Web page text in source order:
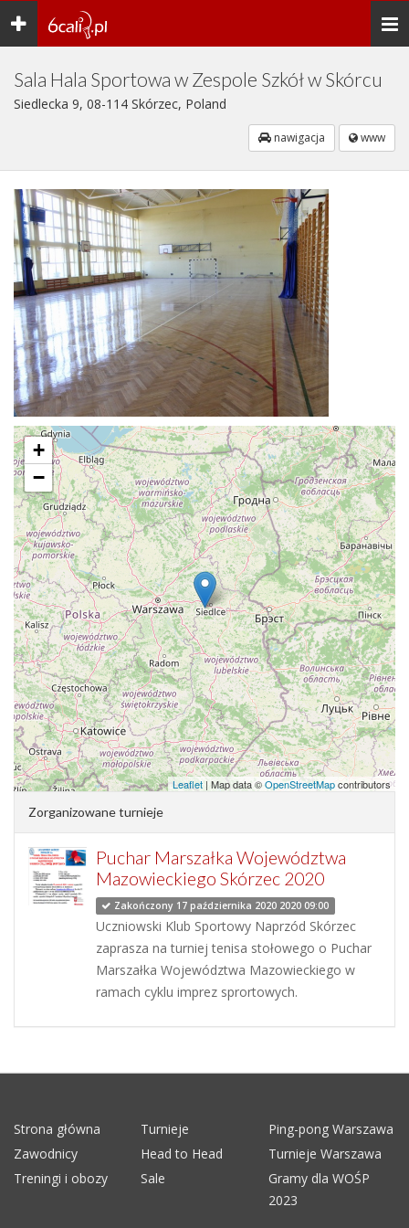
Toggle
navigation
Sala Hala Sportowa w Zespole Szkół w Skórcu
Siedlecka 9, 08-114 Skórzec, Poland
nawigacja www
+
−
Leaflet | Map data ©OpenStreetMapcontributors
Zorganizowane turnieje
Puchar Marszałka Województwa
Mazowieckiego Skórzec 2020
Zakończony 17 października 2020 2020 09:00
Uczniowski Klub Sportowy Naprzód Skórzec
zaprasza na turniej tenisa stołowego o Puchar
Marszałka Województwa Mazowieckiego w
ramach cyklu imprez sprortowych.
Strona główna Turnieje
Ping-pong Warszawa
Zawodnicy
Head to Head
Turnieje Warszawa
Treningi i obozy
Sale
Gramy dla WOŚP
2023